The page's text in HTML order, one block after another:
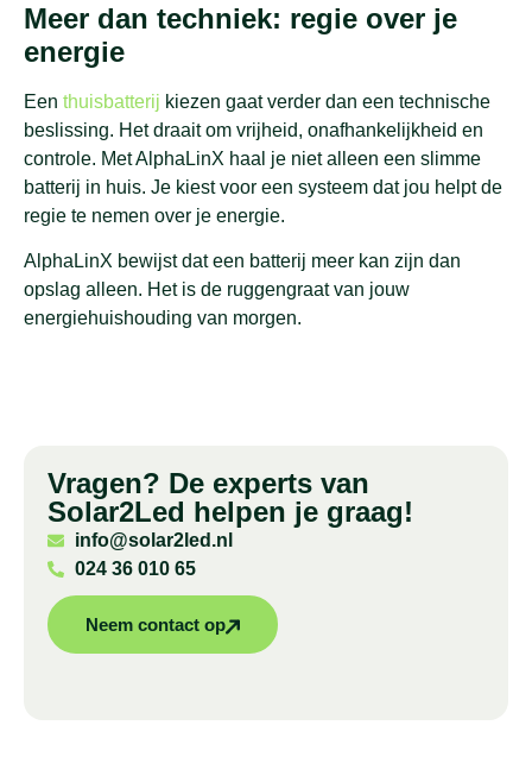
Meer dan techniek: regie over je
energie
Een thuisbatterij kiezen gaat verder dan een technische
beslissing. Het draait om vrijheid, onafhankelijkheid en
controle. Met AlphaLinX haal je niet alleen een slimme
batterij in huis. Je kiest voor een systeem dat jou helpt de
regie te nemen over je energie.
AlphaLinX bewijst dat een batterij meer kan zijn dan
opslag alleen. Het is de ruggengraat van jouw
energiehuishouding van morgen.
Vragen? De experts van
Solar2Led helpen je graag!
info@solar2led.nl
024 36 010 65
Neem contact op